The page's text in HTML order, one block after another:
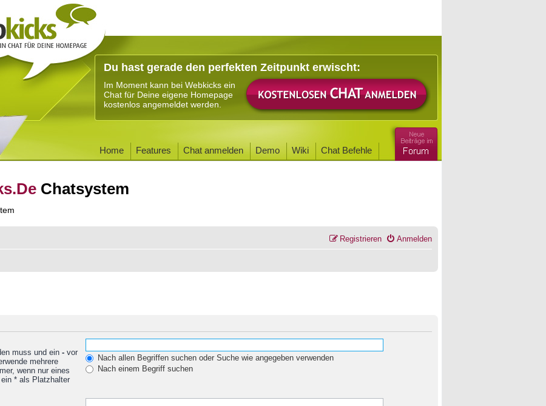
Du hast gerade den perfekten Zeitpunkt erwischt:
Im Moment kann bei Webkicks ein
Chat für Deine eigene Homepage
kostenlos angemeldet werden.
Home Features Chat anmelden Demo Wiki Chat Befehle
Chatsystem
Anmelden
Registrieren
muss und ein - vor
mehrere
wenn nur eines
* als Platzhalter
Nach allen Begriffen suchen oder Suche wie angegeben verwenden
Nach einem Begriff suchen